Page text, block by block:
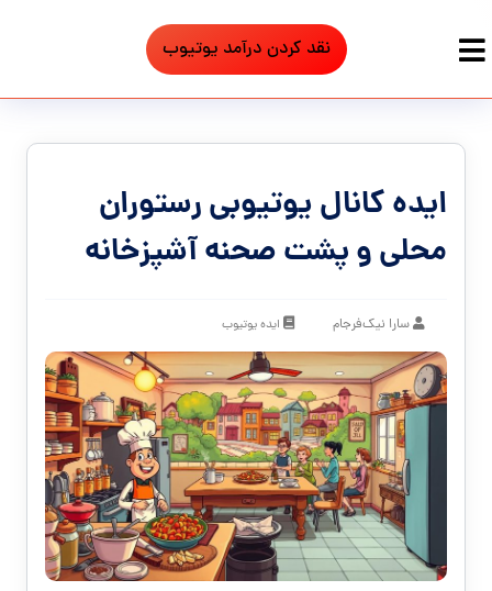
نقد کردن درآمد یوتیوب
ایده کانال یوتیوبی رستوران
محلی و پشت صحنه آشپزخانه
سارا نیک‌فرجام ایده یوتیوب